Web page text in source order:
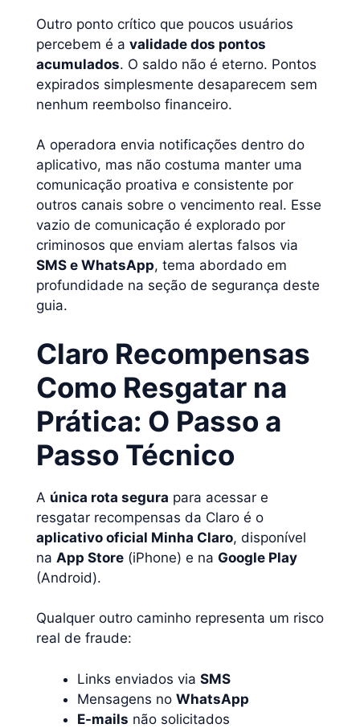
Outro ponto crítico que poucos usuários
percebem é a validade dos pontos
acumulados. O saldo não é eterno. Pontos
expirados simplesmente desaparecem sem
nenhum reembolso financeiro.
A operadora envia notificações dentro do
aplicativo, mas não costuma manter uma
comunicação proativa e consistente por
outros canais sobre o vencimento real. Esse
vazio de comunicação é explorado por
criminosos que enviam alertas falsos via
SMS e WhatsApp, tema abordado em
profundidade na seção de segurança deste
guia.
Claro Recompensas
Como Resgatar na
Prática: O Passo a
Passo Técnico
A única rota segura para acessar e
resgatar recompensas da Claro é o
aplicativo oficial Minha Claro, disponível
na App Store (iPhone) e na Google Play
(Android).
Qualquer outro caminho representa um risco
real de fraude:
Links enviados via SMS
Mensagens no WhatsApp
E-mails não solicitados